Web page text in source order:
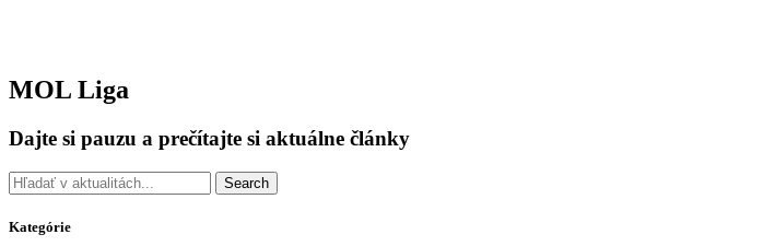
MOL Liga
Dajte si pauzu a prečítajte si aktuálne články
Search
Kategórie